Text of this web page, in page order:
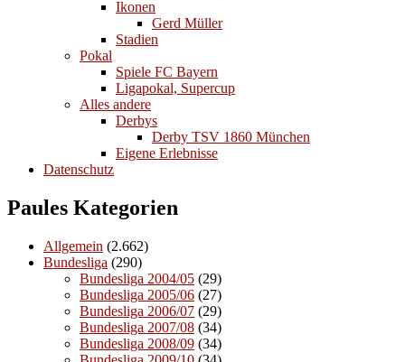
Ikonen
Gerd Müller
Stadien
Pokal
Spiele FC Bayern
Ligapokal, Supercup
Alles andere
Derbys
Derby TSV 1860 München
Eigene Erlebnisse
Datenschutz
Paules Kategorien
Allgemein (2.662)
Bundesliga (290)
Bundesliga 2004/05 (29)
Bundesliga 2005/06 (27)
Bundesliga 2006/07 (29)
Bundesliga 2007/08 (34)
Bundesliga 2008/09 (34)